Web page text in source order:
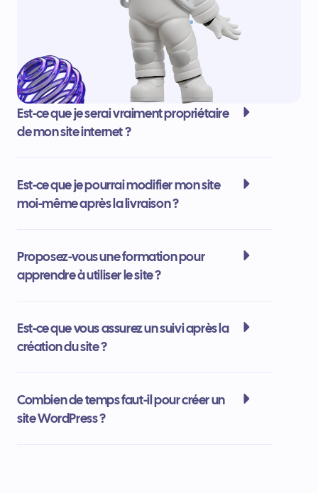
Est-ce que je serai vraiment propriétaire
de mon site internet ?
Est-ce que je pourrai modifier mon site
moi-même après la livraison ?
Proposez-vous une formation pour
apprendre à utiliser le site ?
Est-ce que vous assurez un suivi après la
création du site ?
Combien de temps faut-il pour créer un
site WordPress ?